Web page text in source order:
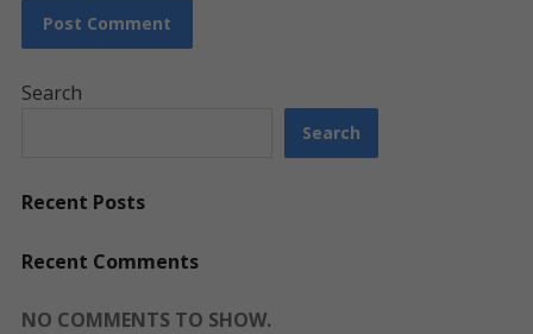
Search
Search
Recent Posts
Recent Comments
NO COMMENTS TO SHOW.